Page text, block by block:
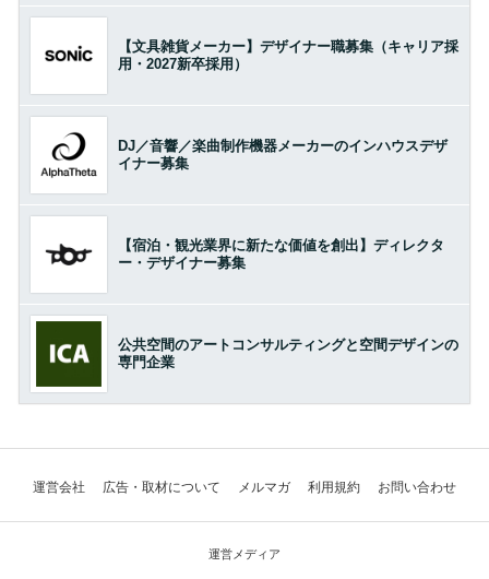
【文具雑貨メーカー】デザイナー職募集（キャリア採
用・2027新卒採用）
DJ／音響／楽曲制作機器メーカーのインハウスデザ
イナー募集
【宿泊・観光業界に新たな価値を創出】ディレクタ
ー・デザイナー募集
公共空間のアートコンサルティングと空間デザインの
専門企業
運営会社 広告・取材について メルマガ 利用規約 お問い合わせ
運営メディア